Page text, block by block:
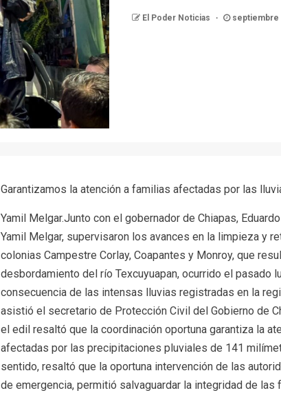
El Poder Noticias septiembre
Garantizamos la atención a familias afectadas por las
Yamil Melgar.Junto con el gobernador de Chiapas,
Yamil Melgar, supervisaron los avances en la limpieza y
colonias Campestre Corlay, Coapantes y Monroy, que
desbordamiento del río Texcuyuapan, ocurrido el pasado
consecuencia de las intensas lluvias registradas en la
asistió el secretario de Protección Civil del Gobierno de
el edil resaltó que la coordinación oportuna garantiza la
afectadas por las precipitaciones pluviales de 141
sentido, resaltó que la oportuna intervención de las
de emergencia, permitió salvaguardar la integridad de las